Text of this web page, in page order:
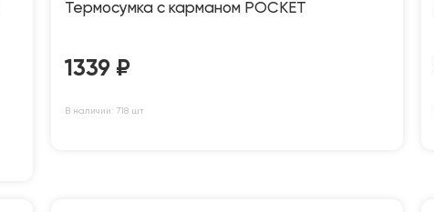
Термосумка с карманом POCKET
1339 ₽
В наличии: 718 шт